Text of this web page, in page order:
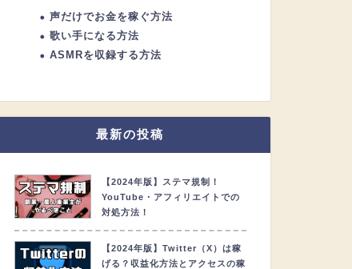
声だけでお金を稼ぐ方法
歌い手になる方法
ASMRを収録する方法
最新の投稿
【2024年版】ステマ規制！
YouTube・アフィリエイトでの
対処方法！
【2024年版】Twitter（X）は稼
げる？収益化方法とアクセスの稼